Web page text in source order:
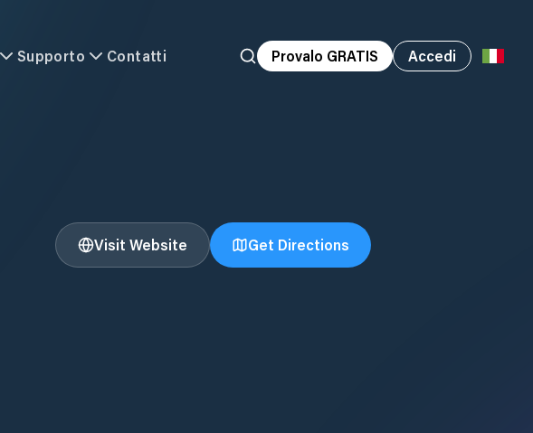
Supporto Contatti Provalo GRATIS Accedi
Visit Website Get Directions